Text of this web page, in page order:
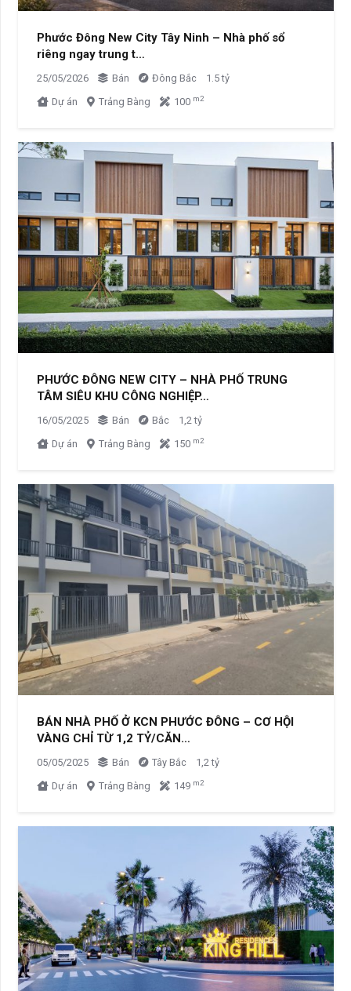
Phước Đông New City Tây Ninh – Nhà phố sổ
riêng ngay trung t…
25/05/2026 Bán Đông Bắc
1.5 tỷ
Dự án
Trảng Bàng 100 m2
PHƯỚC ĐÔNG NEW CITY – NHÀ PHỐ TRUNG
TÂM SIÊU KHU CÔNG NGHIỆP…
16/05/2025 Bán Bắc
1,2 tỷ
Dự án
Trảng Bàng 150 m2
BÁN NHÀ PHỐ Ở KCN PHƯỚC ĐÔNG – CƠ HỘI
VÀNG CHỈ TỪ 1,2 TỶ/CĂN…
05/05/2025 Bán Tây Bắc
1,2 tỷ
Dự án
Trảng Bàng 149 m2